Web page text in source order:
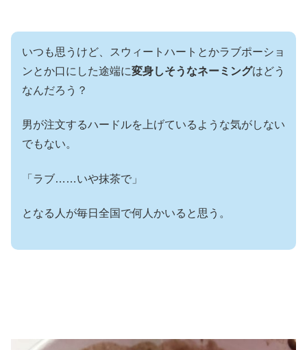
いつも思うけど、スウィートハートとかラブポーショ
ンとか口にした途端に変身しそうなネーミングはどう
なんだろう？
男が注文するハードルを上げているような気がしない
でもない。
「ラブ……いや抹茶で」
となる人が毎日全国で何人かいると思う。